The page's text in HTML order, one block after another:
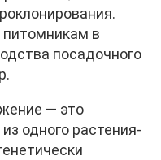
питомникам в
посадочного
— это
одного растения-